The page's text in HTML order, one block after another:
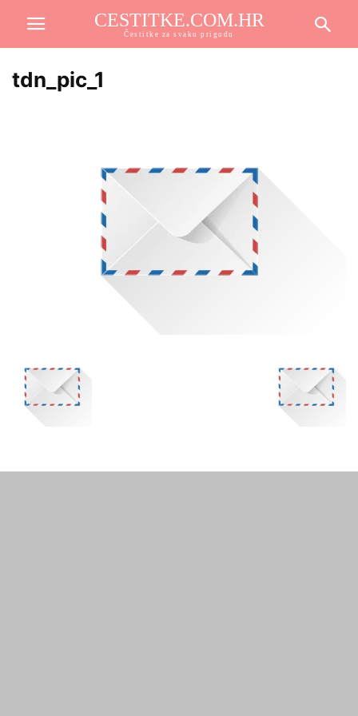
CESTITKE.COM.HR
Čestitke za svaku prigodu
tdn_pic_1